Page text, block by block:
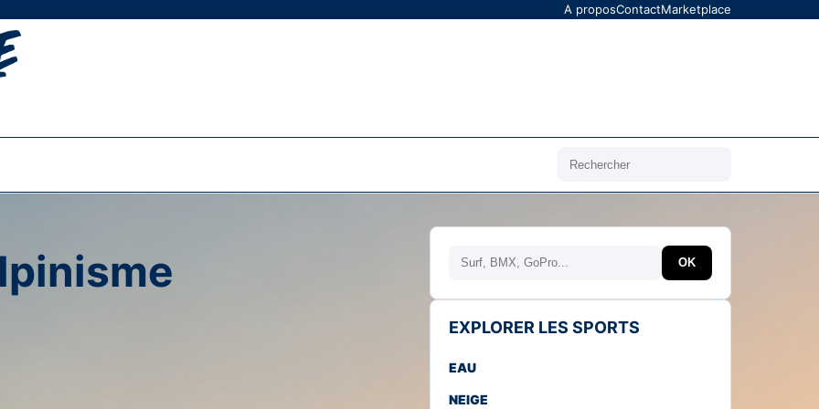
A proposContactMarketplace
Rechercher
Rechercher OK
EXPLORER LES SPORTS
EAU
NEIGE